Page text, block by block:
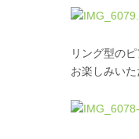
リング型の
お楽しみいた